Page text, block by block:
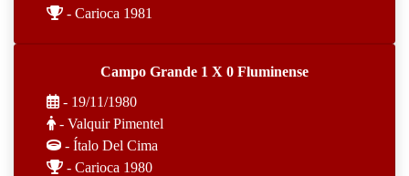
- Carioca 1981
Campo Grande 1 X 0 Fluminense
- 19/11/1980
- Valquir Pimentel
- Ítalo Del Cima
- Carioca 1980